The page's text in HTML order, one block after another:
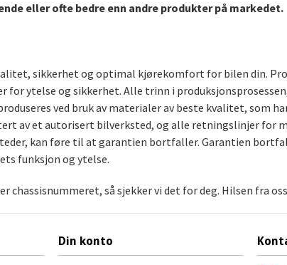
eller ofte bedre enn andre produkter på markedet.
sikkerhet og optimal kjørekomfort for bilen din.
ytelse og sikkerhet. Alle trinn i
ved bruk av materialer av beste kvalitet, som
av et autorisert bilverksted, og alle retningslinjer for
kan føre til at garantien bortfaller. Garantien
funksjon og ytelse.
chassisnummeret, så sjekker vi det for deg. Hilsen fra
Din konto